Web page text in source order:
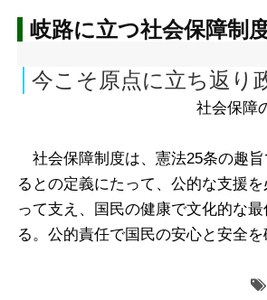
岐路に立つ社会保障制
今こそ原点に立ち返り
社会保障
社会保障制度は、憲法25条の趣
るとの定義にたって、公的な支援
って支え、国民の健康で文化的な
る。公的責任で国民の安心と安全